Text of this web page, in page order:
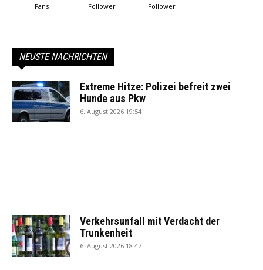
Fans Follower Follower
NEUSTE NACHRICHTEN
Extreme Hitze: Polizei befreit zwei
Hunde aus Pkw
6. August 2026 19:54
Verkehrsunfall mit Verdacht der
Trunkenheit
6. August 2026 18:47